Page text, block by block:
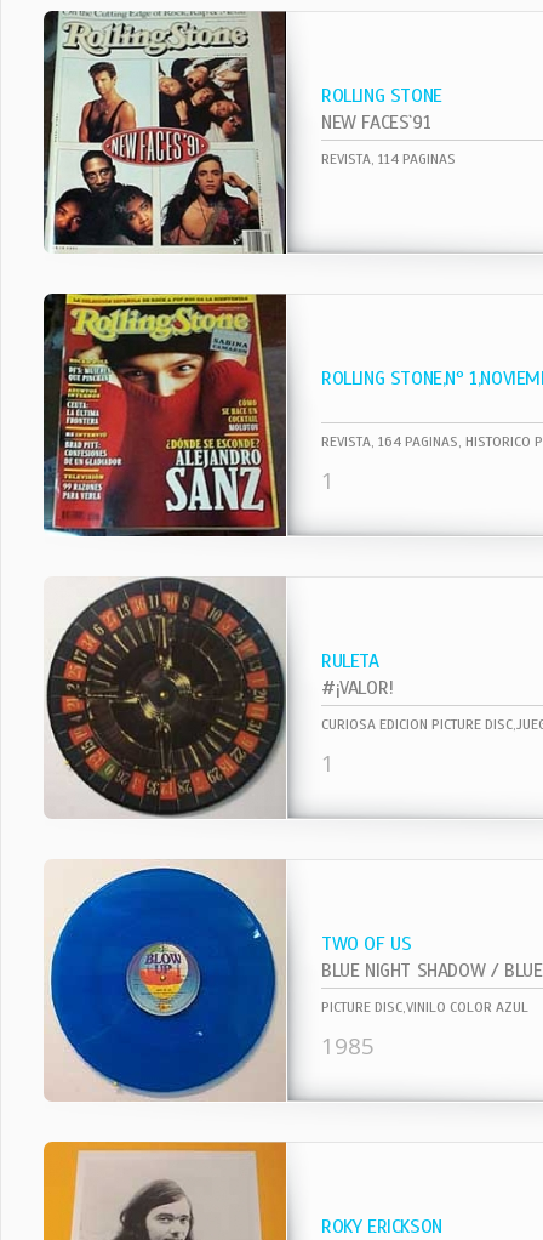
ROLLING STONE
NEW FACES`91
REVISTA, 114 PAGINAS
ROLLING STONE,Nº
REVISTA, 164 PAGINAS, HISTORICO
1
RULETA
#¡VALOR!
CURIOSA EDICION PICTURE
1
TWO OF US
BLUE NIGHT SHADOW /
PICTURE DISC,VINILO COLOR AZUL
1985
ROKY ERICKSON